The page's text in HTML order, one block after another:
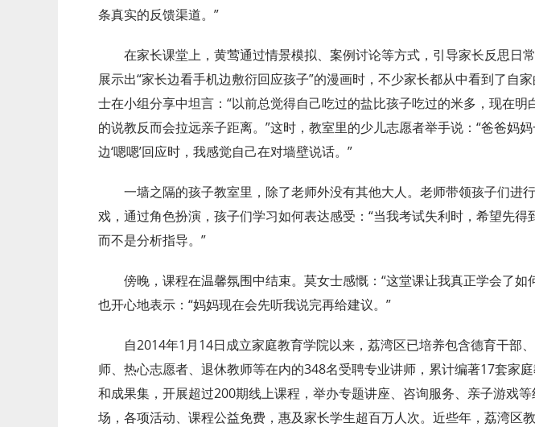
条真实的反馈渠道。”
在家长课堂上，黄莺通过情景模拟、案例讨论等方式，引导家长反思日
展示出“家长边看手机边敷衍回应孩子”的漫画时，不少家长都从中看到了自
士在小组分享中坦言：“以前总觉得自己吃过的盐比孩子吃过的米多，现在明
的说教反而会拉远亲子距离。”这时，教室里的少儿志愿者举手说：“爸爸妈
边‘嗯嗯’回应时，我感觉自己在对墙壁说话。”
一墙之隔的孩子教室里，除了老师外没有其他大人。老师带领孩子们进
戏，通过角色扮演，孩子们学习如何表达感受：“当我考试失利时，希望先得
而不是分析指导。”
傍晚，课程在温馨氛围中结束。莫女士感慨：“这堂课让我真正学会了如
也开心地表示：“妈妈现在会先听我说完再给建议。”
自2014年1月14日成立家庭教育学院以来，荔湾区已培养包含德育干部
师、热心志愿者、退休教师等在内的348名受聘专业讲师，累计编著17套家
和成果集，开展超过200期线上课程，举办专题讲座、咨询服务、亲子游戏
场，各项活动、课程公益免费，惠及家长学生超百万人次。近些年，荔湾区